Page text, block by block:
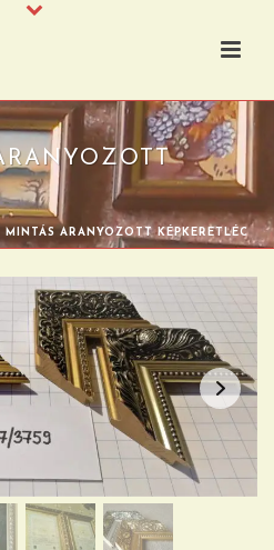
MINTÁS ARANYOZOTT KÉPKERETLÉC